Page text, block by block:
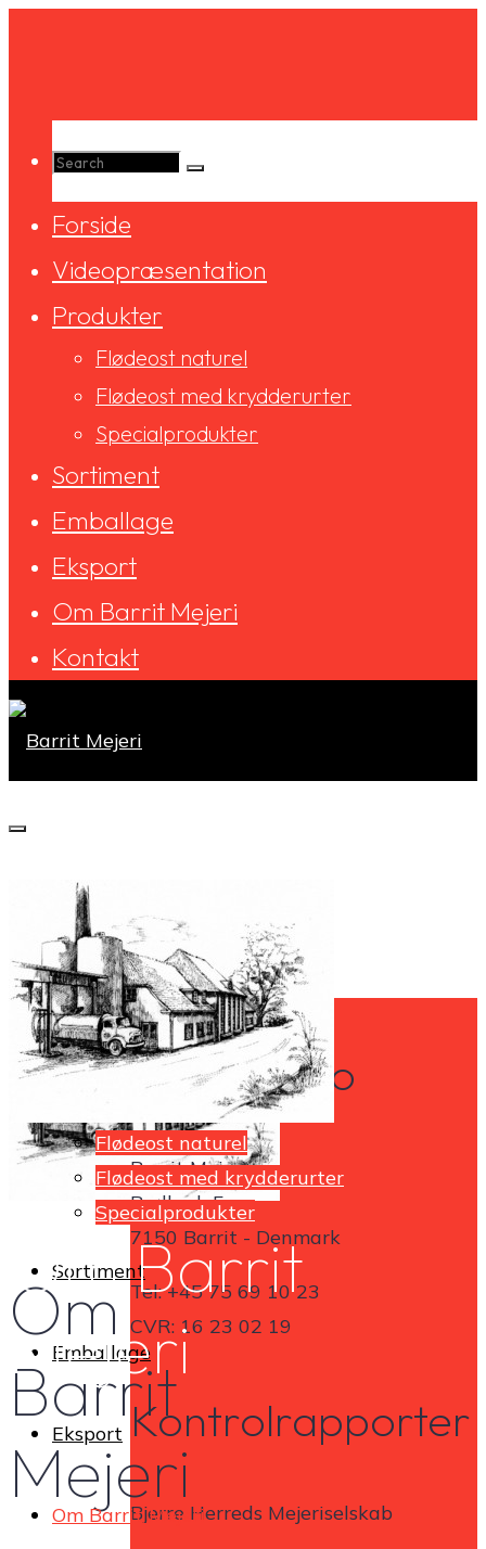
Search
for:
Forside
Videopræsentation
Produkter
Flødeost naturel
Flødeost med krydderurter
Specialprodukter
Sortiment
Emballage
Eksport
Om Barrit Mejeri
Kontakt
Forside
Videopræsentation
Produkter
Flødeost naturel
Flødeost med krydderurter
Specialprodukter
Sortiment
Emballage
Eksport
Om Barrit Mejeri
Om Barrit
Mejeri
Om
Barrit
Mejeri
Kontaktinfo
Barrit Mejeri
Brølbæk 5
7150 Barrit - Denmark
Tel: +45 75 69 10 23
CVR: 16 23 02 19
Kontrolrapporter
Bjerre Herreds Mejeriselskab